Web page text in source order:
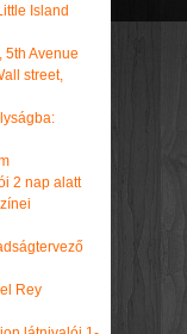
Island
5th Avenue
street,
2 nap alatt
Rey